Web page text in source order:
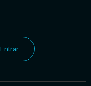
Entrar